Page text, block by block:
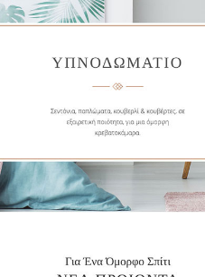
Marketing